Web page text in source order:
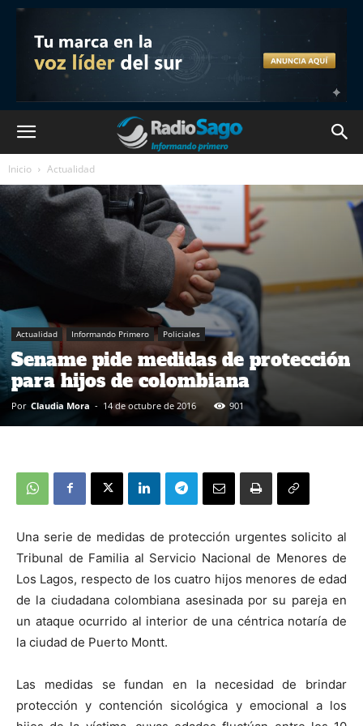
Inicio Actualidad
Actualidad Informando Primero Policiales
Sename pide medidas de protección
para hijos de colombiana
Por Claudia Mora - 14 de octubre de 2016 901
Una serie de medidas de protección urgentes solicito al
Tribunal de Familia al Servicio Nacional de Menores de
Los Lagos, respecto de los cuatro hijos menores de edad
de la ciudadana colombiana asesinada por su pareja en
un ataque ocurrido al interior de una céntrica notaría de
la ciudad de Puerto Montt.
Las medidas se fundan en la necesidad de brindar
protección y contención sicológica y emocional a los